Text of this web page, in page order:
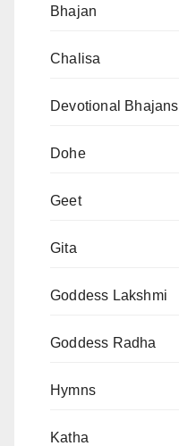
Bhajan
Chalisa
Devotional Bhajans
Dohe
Geet
Gita
Goddess Lakshmi
Goddess Radha
Hymns
Katha